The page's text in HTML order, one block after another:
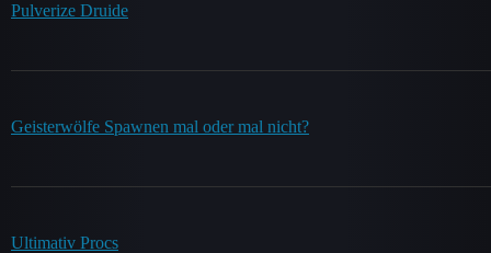
Pulverize Druide
Geisterwölfe Spawnen mal oder mal nicht?
Ultimativ Procs